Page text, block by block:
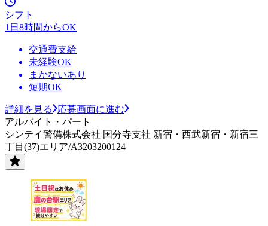
シフト
1日8時間からOK
交通費支給
未経験OK
まかないあり
短期OK
詳細を見る
応募画面に進む
アルバイト・パート
シンテイ警備株式会社 国分寺支社 新宿・西武新宿・新宿三
丁目(37)エリア/A3203200124